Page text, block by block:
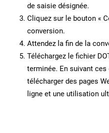
de saisie désignée.
Cliquez sur le bouton «
conversion.
Attendez la fin de la
Téléchargez le fichier
terminée. En suivant
télécharger des pages
ligne et une utilisation